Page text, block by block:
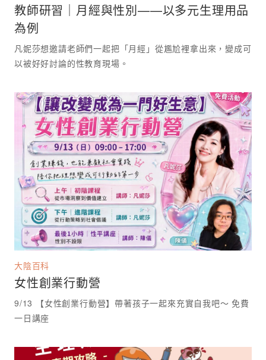
教師研習｜月經與性別——以多元生理用品
為例
凡妮莎想邀請老師們一起把「月經」從尷尬裡拿出來，變成可
大陰百科
女性創業行動營
9/13 【女性創業行動營】帶著孩子一起來充實自我吧～ 免費